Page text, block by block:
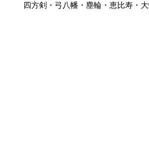
四方剣・弓八幡・塵輪・恵比寿・